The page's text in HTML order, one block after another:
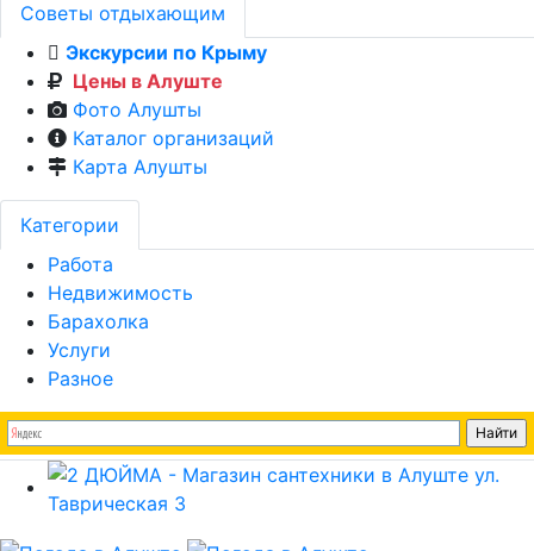
Советы отдыхающим
Экскурсии по Крыму
Цены в Алуште
Фото Алушты
Каталог организаций
Карта Алушты
Категории
Работа
Недвижимость
Барахолка
Услуги
Разное